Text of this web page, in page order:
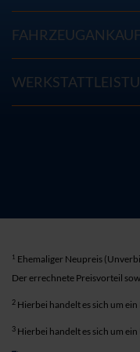
FAHRZEUGANKAUF
1 Ehemaliger Neupreis
Der errechnete Preisvorteil
2 Hierbei handelt es sich um
3 Hierbei handelt es sich um